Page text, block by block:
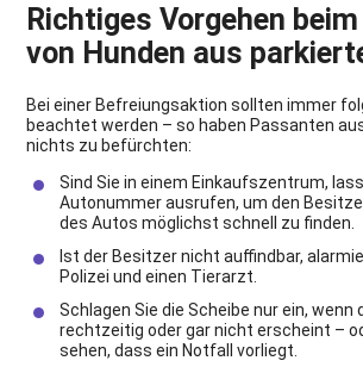
Richtiges Vorgehen
von Hunden aus
Bei einer Befreiungsaktion sollten immer
beachtet werden – so haben Passanten
nichts zu befürchten:
Sind Sie in einem Einkaufszentrum,
Autonummer ausrufen, um den
des Autos möglichst schnell zu finden.
Ist der Besitzer nicht auffindbar,
Polizei und einen Tierarzt.
Schlagen Sie die Scheibe nur ein, wenn
rechtzeitig oder gar nicht erscheint –
sehen, dass ein Notfall vorliegt.